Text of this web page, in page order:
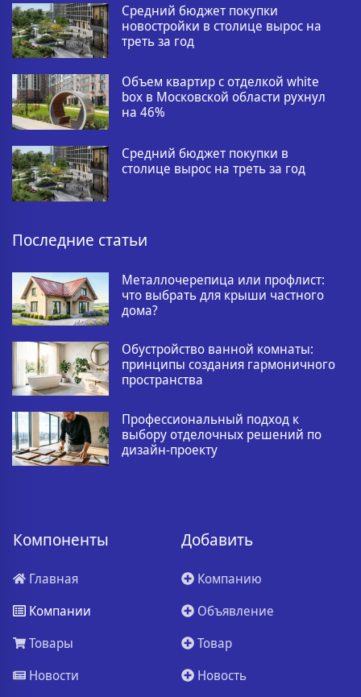
Средний бюджет покупки
новостройки в столице вырос на
треть за год
Объем квартир с отделкой white
box в Московской области рухнул
на 46%
Средний бюджет покупки в
столице вырос на треть за год
Последние статьи
Металлочерепица или профлист:
что выбрать для крыши частного
дома?
Обустройство ванной комнаты:
принципы создания гармоничного
пространства
Профессиональный подход к
выбору отделочных решений по
дизайн-проекту
Компоненты
Главная
Компании
Товары
Новости
Добавить
Компанию
Объявление
Товар
Новость